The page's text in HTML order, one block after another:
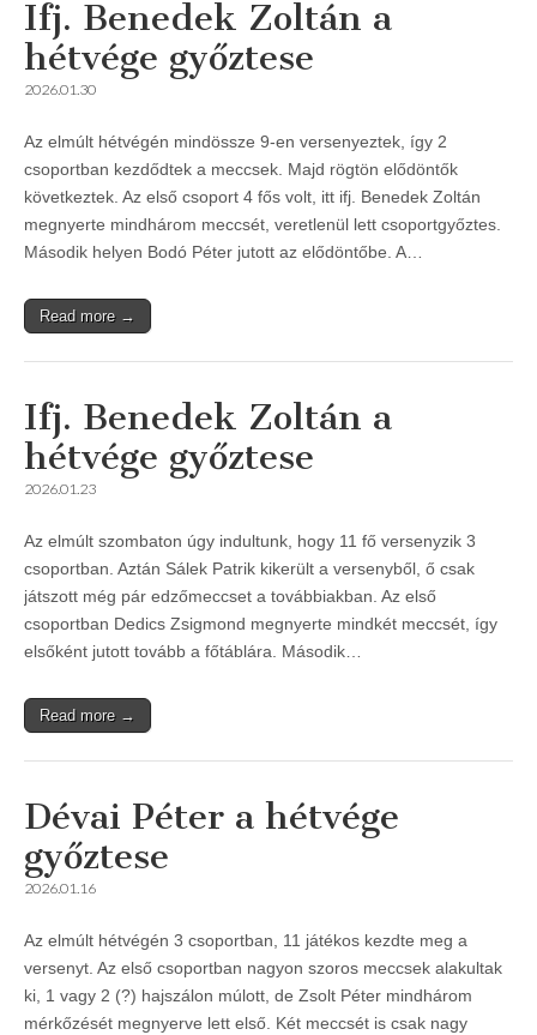
Ifj. Benedek Zoltán a
hétvége győztese
2026.01.30
Az elmúlt hétvégén mindössze 9-en versenyeztek, így 2
csoportban kezdődtek a meccsek. Majd rögtön elődöntők
következtek. Az első csoport 4 fős volt, itt ifj. Benedek Zoltán
megnyerte mindhárom meccsét, veretlenül lett csoportgyőztes.
Második helyen Bodó Péter jutott az elődöntőbe. A…
Read more →
Ifj. Benedek Zoltán a
hétvége győztese
2026.01.23
Az elmúlt szombaton úgy indultunk, hogy 11 fő versenyzik 3
csoportban. Aztán Sálek Patrik kikerült a versenyből, ő csak
játszott még pár edzőmeccset a továbbiakban. Az első
csoportban Dedics Zsigmond megnyerte mindkét meccsét, így
elsőként jutott tovább a főtáblára. Második…
Read more →
Dévai Péter a hétvége
győztese
2026.01.16
Az elmúlt hétvégén 3 csoportban, 11 játékos kezdte meg a
versenyt. Az első csoportban nagyon szoros meccsek alakultak
ki, 1 vagy 2 (?) hajszálon múlott, de Zsolt Péter mindhárom
mérkőzését megnyerve lett első. Két meccsét is csak nagy